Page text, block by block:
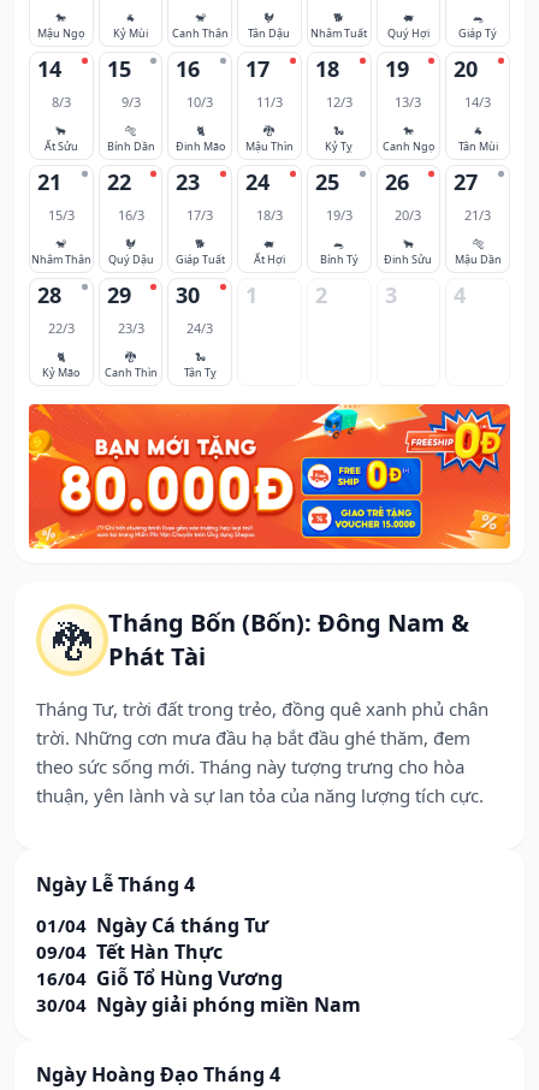
🐉 Tháng Bốn (Bốn): Đông Nam &
Phát Tài
Tháng Tư, trời đất trong trẻo, đồng quê xanh phủ chân
trời. Những cơn mưa đầu hạ bắt đầu ghé thăm, đem
theo sức sống mới. Tháng này tượng trưng cho hòa
thuận, yên lành và sự lan tỏa của năng lượng tích cực.
Ngày Lễ Tháng 4
01/04 Ngày Cá tháng Tư
09/04 Tết Hàn Thực
16/04 Giỗ Tổ Hùng Vương
30/04 Ngày giải phóng miền Nam
Ngày Hoàng Đạo Tháng 4
🐎
Mậu Ngọ
🐐
Kỷ Mùi
🐒
Canh Thân
🐓
Tân Dậu
🐕
Nhâm Tuất
🐖
Quý Hợi
🐀
Giáp Tý
14
8/3
🐂
Ất Sửu
15
9/3
🐅
Bính Dần
16
10/3
🐈
Đinh Mão
17
11/3
🐉
Mậu Thìn
18
12/3
🐍
Kỷ Tỵ
19
13/3
🐎
Canh Ngọ
20
14/3
🐐
Tân Mùi
21
15/3
🐒
Nhâm Thân
22
16/3
🐓
Quý Dậu
23
17/3
🐕
Giáp Tuất
24
18/3
🐖
Ất Hợi
25
19/3
🐀
Bính Tý
26
20/3
🐂
Đinh Sửu
27
21/3
🐅
Mậu Dần
28
22/3
🐈
Kỷ Mão
29
23/3
🐉
Canh Thìn
30
24/3
🐍
Tân Tỵ
1 2 3 4